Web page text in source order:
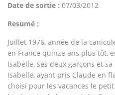
Date de sortie : 07/03/2012
Resumé :
Juillet 1976, année de la
en France quinze ans plus tôt,
Isabelle, ses deux garçons et
Isabelle, ayant pris Claude en
choisi pour les vacances le